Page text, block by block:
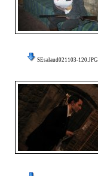
SEsalaud021103-120.JPG